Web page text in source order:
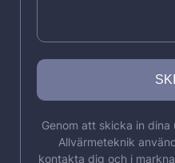
Genom att skicka in
Allvärmeteknik
kontakta dig och i